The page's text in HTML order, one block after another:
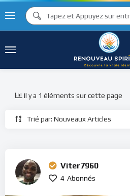
Trié par: Nouveaux Articles
Il y a 1 éléments sur cette page
Viter7960
4 Abonnés